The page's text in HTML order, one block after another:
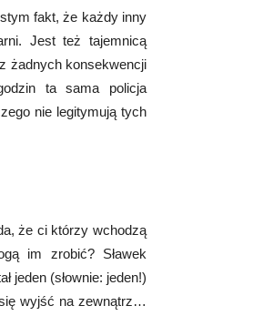
fakt, że każdy inny
Jest też tajemnicą
żadnych konsekwencji
ta sama policja
nie legitymują tych
że ci którzy wchodzą
im zrobić? Sławek
jeden (słownie: jeden!)
wyjść na zewnątrz…